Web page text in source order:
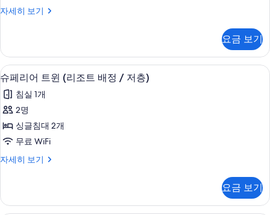
모
기
세
사
모
두
보
기
자세히 보기
슈
트
윈
자
세
히
보
요금 보기
슈
페
리
어
트
(리
트
7
슈페리어 트윈 (리조트 배정 / 저층)
침실 1개
2명
싱글침대 2개
무료 WiFi
자세히 보기
슈
트
요금 보기